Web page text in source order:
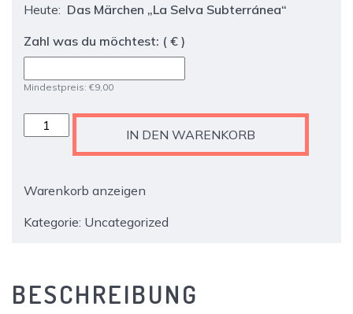
Heute: Das Märchen „La Selva Subterránea“
Zahl was du möchtest: ( € )
Mindestpreis: €9,00
Jean-
Marie
Bottequin
TICKET
-
Subterránea"
IN DEN WARENKORB
Warenkorb anzeigen
Kategorie: Uncategorized
BESCHREIBUNG